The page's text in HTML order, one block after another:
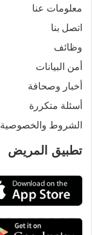
معلومات عنا
اتصل بنا
وظائف
أمن البيانات
أخبار وصحافة
أسئلة متكررة
الشروط والخصوصية
تطبيق المريض